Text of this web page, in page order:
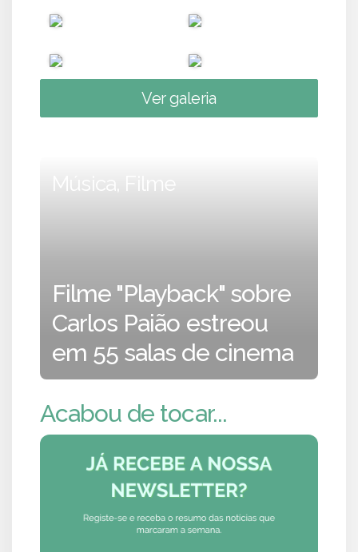
Ver galeria
Música, Filme
Filme "Playback" sobre
Carlos Paião estreou
em 55 salas de cinema
Acabou de tocar...